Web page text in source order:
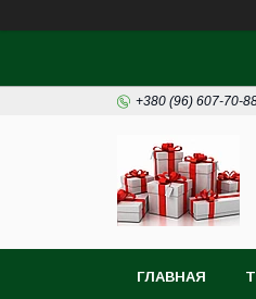
+380 (96) 607-70-
ГЛАВНАЯ